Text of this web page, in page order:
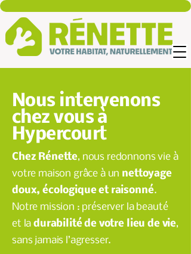
Nous intervenons
chez vous à
Hypercourt
Chez Rénette, nous redonnons vie à
votre maison grâce à un nettoyage
doux, écologique et raisonné.
Notre mission : préserver la beauté
et ladurabilité de votre lieu de vie,
sans jamais l’agresser.